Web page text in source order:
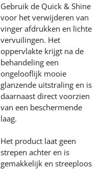
Gebruik de Quick & Shine
voor het verwijderen van
vinger afdrukken en lichte
vervuilingen. Het
oppervlakte krijgt na de
behandeling een
ongelooflijk mooie
glanzende uitstraling en is
daarnaast direct voorzien
van een beschermende
laag.
Het product laat geen
strepen achter en is
gemakkelijk en streeploos